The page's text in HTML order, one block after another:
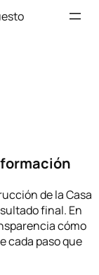
de la Casa
final. En
cómo
cada paso que